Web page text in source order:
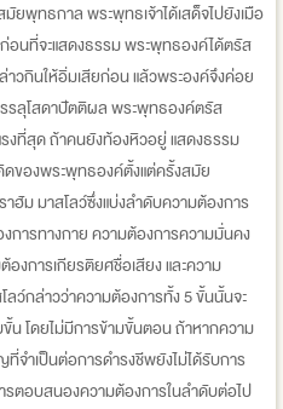
ยพุทธกาล พระพุทธเจ้าได้เสด็จไปยังเมือ
อนที่จะแสดงธรรม พระพุทธองค์ได้ตรัส
วกินให้อิ่มเสียก่อน แล้วพระองค์จึงค่อย
รลุโสดาปัตติผล พระพุทธองค์ตรัส
งที่สุด ถ้าคนยังท้องหิวอยู่ แสดงธรรม
คิดของพระพุทธองค์ตั้งแต่ครั้งสมัย
ม มาสโลว์ซึ่งแบ่งลำดับความต้องการ
การทางกาย ความต้องการความมั่นคง
งการเกียรติยศชื่อเสียง และความ
ลว์กล่าวว่าความต้องการทั้ง 5 ขั้นนั้นจะ
น โดยไม่มีการข้ามขั้นตอน ถ้าหากความ
จำเป็นต่อการดำรงชีพยังไม่ได้รับการ
ตอบสนองความต้องการในลำดับต่อไป